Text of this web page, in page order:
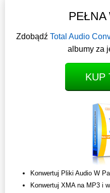
PEŁNA
Zdobądź Total Audio
albumy za
KUP
Konwertuj Pliki Audio W
Konwertuj XMA na MP3 i